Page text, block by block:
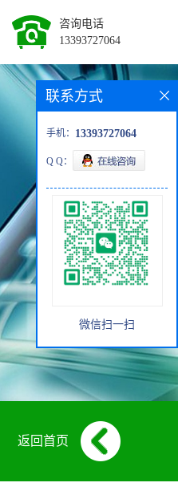
咨询电话
13393727064
返回首页
联系方式
手机： 13393727064
Q Q：
微信扫一扫